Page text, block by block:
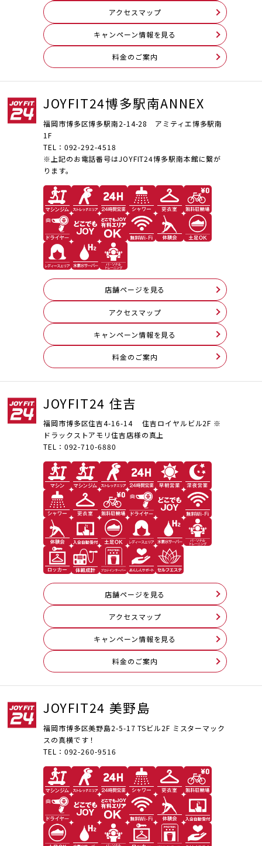
アクセスマップ
キャンペーン情報を見る
料⾦のご案内
JOYFIT24博多駅南ANNEX
福岡市博多区博多駅南2-14-28 アミティエ博多駅南
1F
TEL：092-292-4518
※上記のお電話番号はJOYFIT24博多駅南本館に繋が
ります。
店舗ページを見る
アクセスマップ
キャンペーン情報を見る
料⾦のご案内
JOYFIT24 住吉
福岡市博多区住吉4-16-14 住吉ロイヤルビル2F ※
ドラックストアモリ住吉店様の真上
TEL：092-710-6880
店舗ページを見る
アクセスマップ
キャンペーン情報を見る
料⾦のご案内
JOYFIT24 美野島
福岡市博多区美野島2-5-17 TSビル2F ミスターマック
スの真横です！
TEL：092-260-9516